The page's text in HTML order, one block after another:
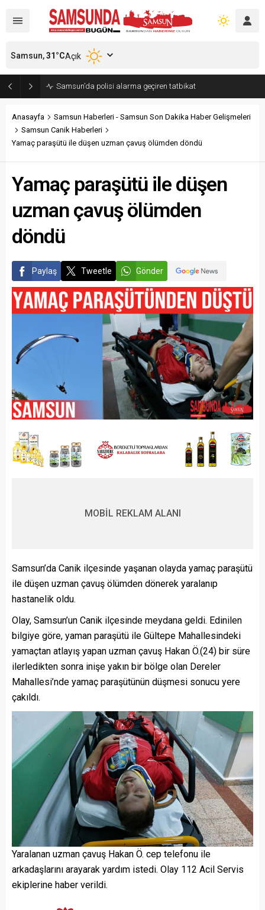
Samsun’da polisi alarma geçiren tatbikat
Samsun,31 °CAçık
Anasayfa
Samsun Haberleri - Samsun Son Dakika Haber Gelişmeleri
Samsun Canik Haberleri
Yamaç paraşütü ile düşen uzman çavuş ölümden döndü
Yamaç paraşütü ile düşen
uzman çavuş ölümden
döndü
Paylaş Tweetle Gönder
MOBİL REKLAM ALANI
Samsun’da Canik ilçesinde yaşanan olayda yamaç paraşütü
ile düşen uzman çavuş ölümden dönerek yaralanıp
hastanelik oldu.
Olay, Samsun’un Canik ilçesinde meydana geldi. Edinilen
bilgiye göre, yaman paraşütü ile Gültepe Mahallesindeki
yamaçtan atlayış yapan uzman çavuş Hakan Ö.(24) bir süre
ilerledikten sonra inişe yakın bir bölge olan Dereler
Mahallesi’nde yamaç paraşütünün düşmesi sonucu yere
çakıldı.
Yaralanan uzman çavuş Hakan Ö. cep telefonu ile
arkadaşlarını arayarak yardım istedi. Olay 112 Acil Servis
ekiplerine haber verildi.